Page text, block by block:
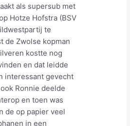
als supersub met
Hotze Hofstra (BSV
te
de Zwolse kopman
kostte nog
en dat leidde
interessant gevecht
Ronnie deelde
en toen was
de op papier veel
in een